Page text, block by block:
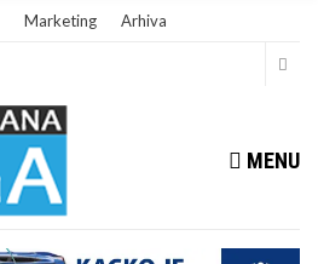
Marketing Arhiva
MENU